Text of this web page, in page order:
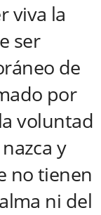
viva la
ser
de
por
voluntad
y
no tienen
ni del